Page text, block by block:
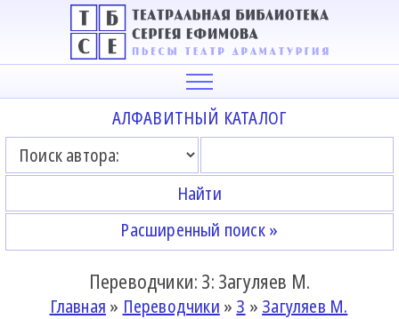
АЛФАВИТНЫЙ КАТАЛОГ
Расширенный поиск »
Переводчики: З: Загуляев М.
Главная » Переводчики » З » Загуляев М.